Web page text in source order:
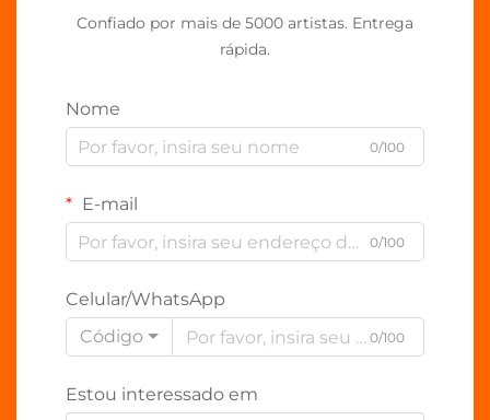
Confiado por mais de 5000 artistas. Entrega
rápida.
Nome
0/100
E-mail
0/100
Celular/WhatsApp
Código
0/100
Estou interessado em